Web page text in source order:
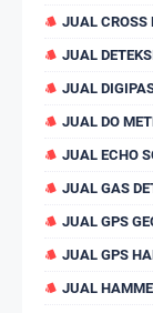
JUAL CROSS
JUAL
JUAL
JUAL DO
JUAL ECHO
JUAL GAS
JUAL GPS
JUAL GPS
JUAL